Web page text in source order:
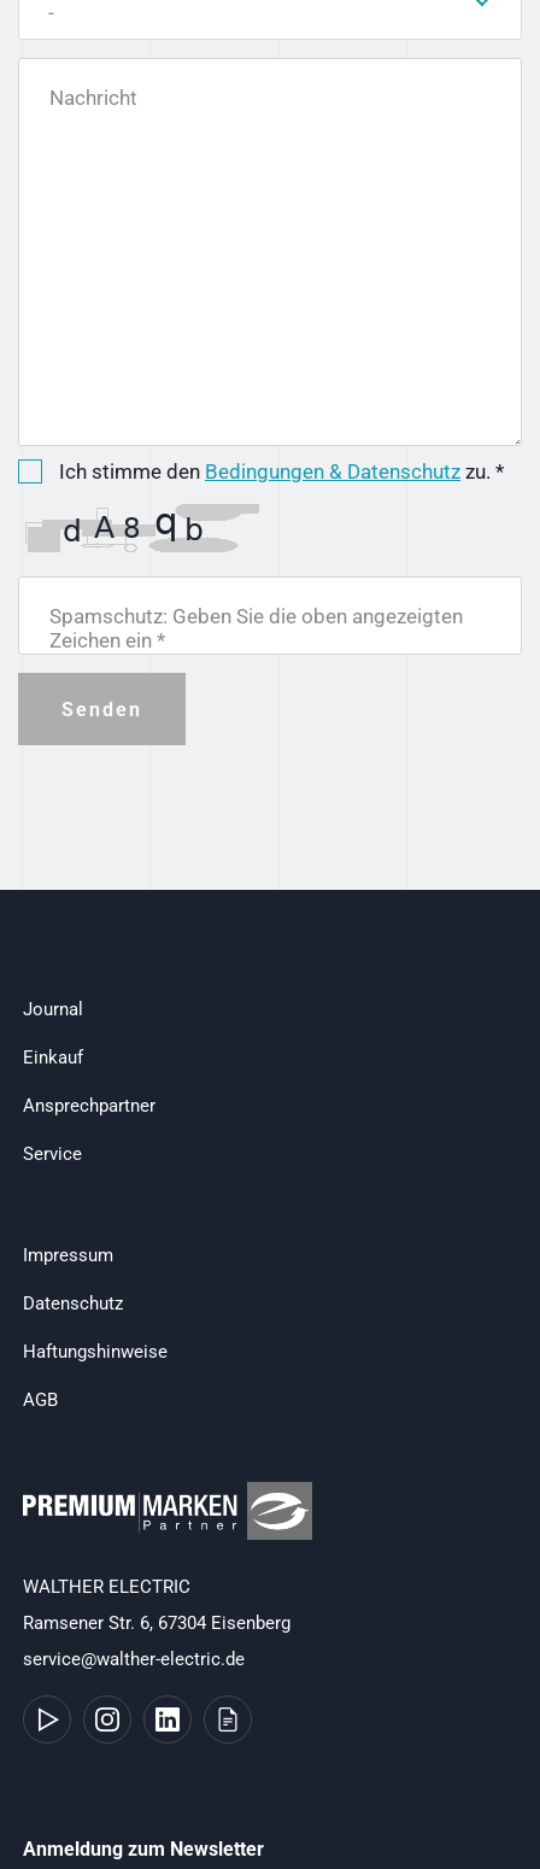
-
Nachricht
Ich stimme den Bedingungen & Datenschutz zu. *
Spamschutz: Geben Sie die oben angezeigten
Zeichen ein *
Senden
Journal
Einkauf
Ansprechpartner
Service
Impressum
Datenschutz
Haftungshinweise
AGB
WALTHER ELECTRIC
Ramsener Str. 6, 67304 Eisenberg
service@walther-electric.de
Anmeldung zum Newsletter